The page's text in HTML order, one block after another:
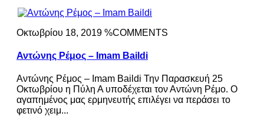
Οκτωβρίου 18, 2019 %COMMENTS
Αντώνης Ρέμος – Imam Baildi
Αντώνης Ρέμος – Imam Baildi Την Παρασκευή 25
Οκτωβρίου η Πύλη Α υποδέχεται τον Αντώνη Ρέμο. Ο
αγαπημένος μας ερμηνευτής επιλέγει να περάσει το
φετινό χειμ...